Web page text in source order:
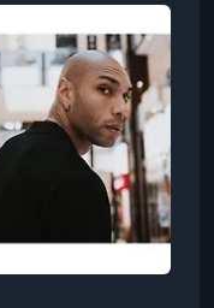
чем стоит
к знакомствам